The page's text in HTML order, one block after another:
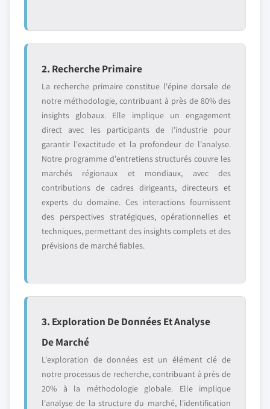
2. Recherche Primaire
La recherche primaire constitue l'épine dorsale de
notre méthodologie, contribuant à près de 80% des
insights globaux. Elle implique un engagement
direct avec les participants de l'industrie pour
garantir l'exactitude et la profondeur de l'analyse.
Notre programme d'entretiens structurés couvre les
marchés régionaux et mondiaux, avec des
contributions de cadres dirigeants, directeurs et
experts du domaine. Ces interactions fournissent
des perspectives stratégiques, opérationnelles et
techniques, permettant des insights complets et des
prévisions de marché fiables.
3. Exploration De Données Et Analyse
De Marché
L'exploration de données est un élément clé de
notre processus de recherche, contribuant à près de
20% à la méthodologie globale. Elle implique
l'analyse de la structure du marché, l'identification